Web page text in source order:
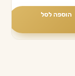
הוספה לסל